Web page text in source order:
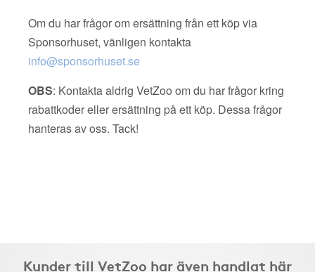
Om du har frågor om ersättning från ett köp via
Sponsorhuset, vänligen kontakta
info@sponsorhuset.se
OBS: Kontakta aldrig VetZoo om du har frågor kring
rabattkoder eller ersättning på ett köp. Dessa frågor
hanteras av oss. Tack!
Kunder till VetZoo har även handlat här